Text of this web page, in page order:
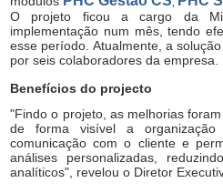
O projeto ficou a cargo da
implementação num mês, tendo
esse período. Atualmente, a
por seis colaboradores da empresa.
Benefícios do projecto
"Findo o projeto, as melhorias
de forma visível a organização
comunicação com o cliente e
análises personalizadas,
analíticos", revelou o Diretor